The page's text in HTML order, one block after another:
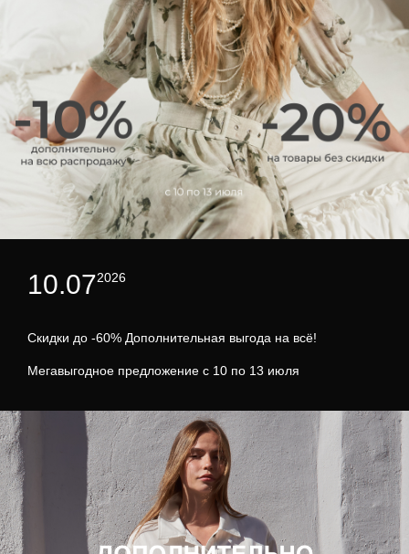
10.072026
Скидки до -60% Дополнительная выгода на всё!
Мегавыгодное предложение с 10 по 13 июля